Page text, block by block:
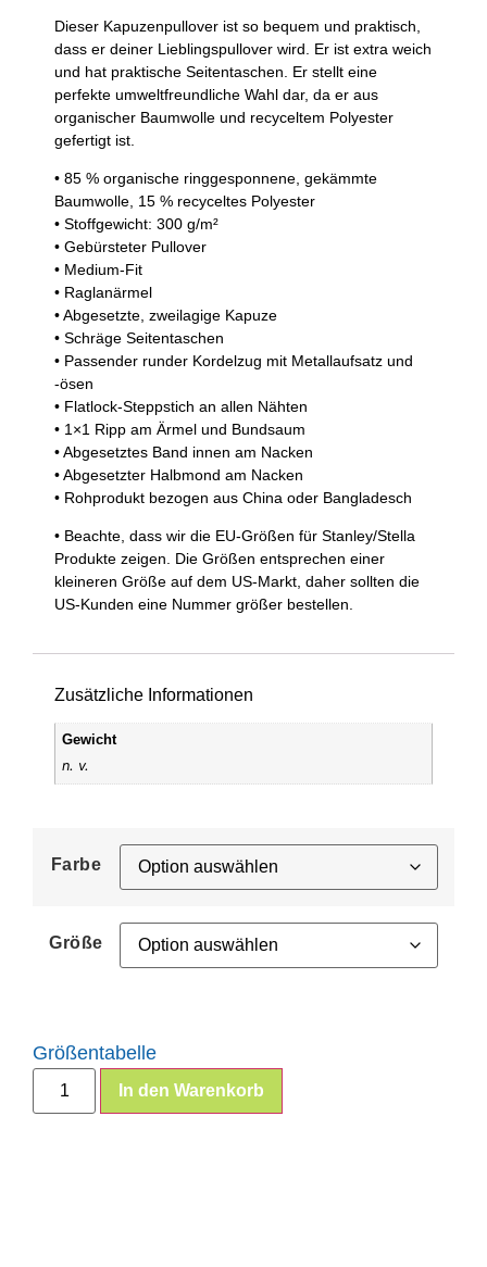
Dieser Kapuzenpullover ist so bequem und praktisch,
dass er deiner Lieblingspullover wird. Er ist extra weich
und hat praktische Seitentaschen. Er stellt eine
perfekte umweltfreundliche Wahl dar, da er aus
organischer Baumwolle und recyceltem Polyester
gefertigt ist.
• 85 % organische ringgesponnene, gekämmte
Baumwolle, 15 % recyceltes Polyester
• Stoffgewicht: 300 g/m²
• Gebürsteter Pullover
• Medium-Fit
• Raglanärmel
• Abgesetzte, zweilagige Kapuze
• Schräge Seitentaschen
• Passender runder Kordelzug mit Metallaufsatz und
-ösen
• Flatlock-Steppstich an allen Nähten
• 1×1 Ripp am Ärmel und Bundsaum
• Abgesetztes Band innen am Nacken
• Abgesetzter Halbmond am Nacken
• Rohprodukt bezogen aus China oder Bangladesch
• Beachte, dass wir die EU-Größen für Stanley/Stella
Produkte zeigen. Die Größen entsprechen einer
kleineren Größe auf dem US-Markt, daher sollten die
US-Kunden eine Nummer größer bestellen.
Zusätzliche Informationen
Gewicht
n. v.
Farbe
Größe
Größentabelle
In den Warenkorb